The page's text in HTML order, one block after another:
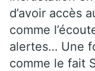
d’avoir accès
comme
alertes… Une
comme le fait